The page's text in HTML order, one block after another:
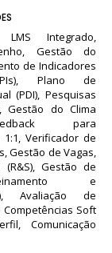
LMS Integrado,
Gestão do
de Indicadores
Plano de
(PDI), Pesquisas
Gestão do Clima
para
Verificador de
Gestão de Vagas,
Gestão de
e
Avaliação de
Soft
Comunicação